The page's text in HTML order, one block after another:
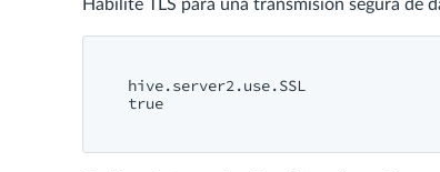
Habilite TLS para una transmisión segura de
hive.server2.use.SSL
true